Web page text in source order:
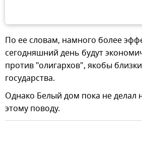
По ее словам, намного более
сегодняшний день будут
против "олигархов", якобы
государства.
Однако Белый дом пока не делал
этому поводу.